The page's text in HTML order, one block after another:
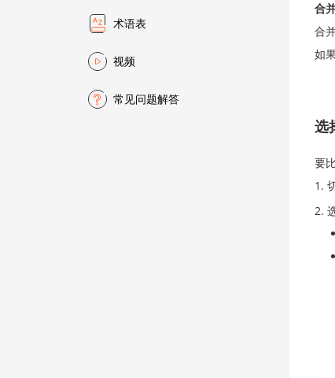
术语表
视频
常见问题解答
合
合
如
选
要